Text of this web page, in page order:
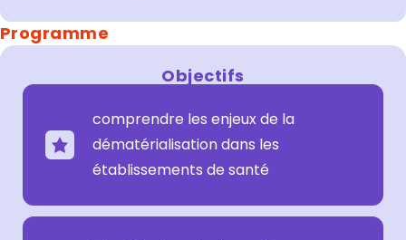
Programme
Objectifs
comprendre les enjeux de la
dématérialisation dans les
établissements de santé